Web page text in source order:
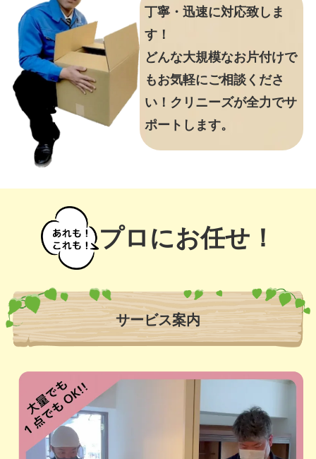
丁寧・迅速に対応致しま
す！
どんな大規模なお片付けで
もお気軽にご相談くださ
い！クリニーズが全力でサ
ポートします。
プロにお任せ！
サービス案内